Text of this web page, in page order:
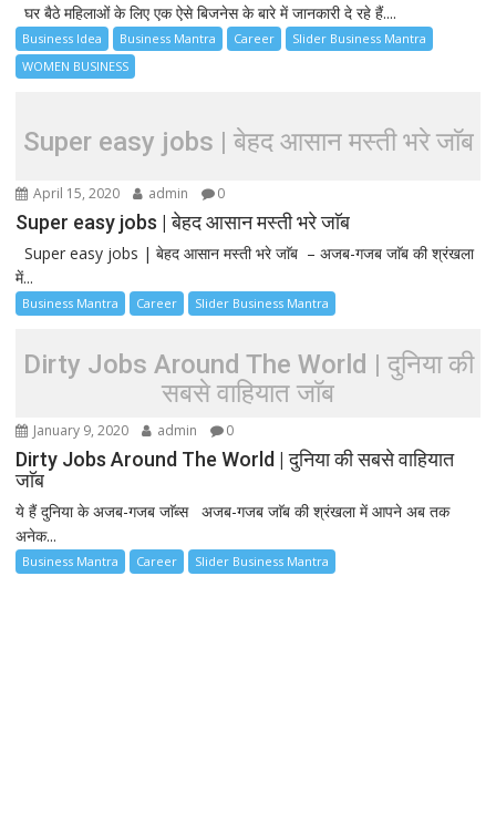
घर बैठे महिलाओं के लिए एक ऐसे बिजनेस के बारे में जानकारी दे रहे हैं....
Business Idea Business Mantra Career
Slider Business Mantra
WOMEN BUSINESS
Super easy jobs | बेहद आसान मस्ती भरे जाॅब
April 15, 2020 admin 0
Super easy jobs | बेहद आसान मस्ती भरे जाॅब
Super easy jobs | बेहद आसान मस्ती भरे जाॅब – अजब-गजब जाॅब की श्रंखला
में...
Business Mantra Career Slider Business Mantra
Dirty Jobs Around The World | दुनिया की
सबसे वाहियात जाॅब
January 9, 2020 admin 0
Dirty Jobs Around The World | दुनिया की सबसे वाहियात
जाॅब
ये हैं दुनिया के अजब-गजब जाॅब्स अजब-गजब जाॅब की श्रंखला में आपने अब तक
अनेक...
Business Mantra Career Slider Business Mantra